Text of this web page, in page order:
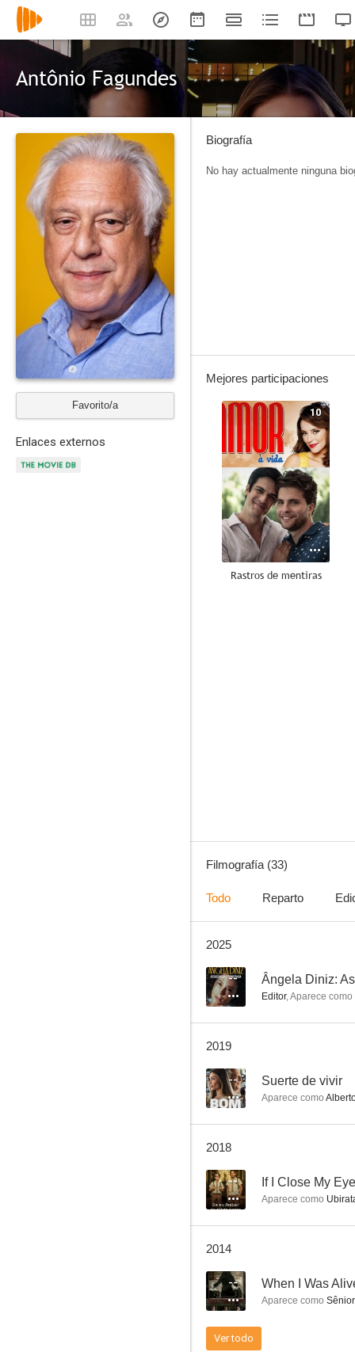
Antônio Fagundes
Favorito/a
Enlaces externos
Biografía
No hay actualmente ninguna
Mejores participaciones
10
Rastros de mentiras
If I Close My Eyes Now
--
Filmografía (33)
Todo Reparto
2025
-- Ângela Diniz:
Editor,Aparece como
2019
-- Suerte de vivir
Aparece como
2018
-- If I Close My
Aparece como
2014
-- When I Was
Aparece como Sênior
Ver todo